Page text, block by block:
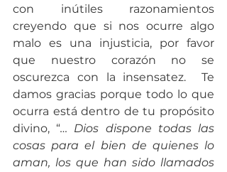
con inútiles razonamientos
creyendo que si nos ocurre algo
malo es una injusticia, por favor
que nuestro corazón no se
oscurezca con la insensatez.  Te
damos gracias porque todo lo que
ocurra está dentro de tu propósito
divino, “… Dios dispone todas las
cosas para el bien de quienes lo
aman, los que han sido llamados